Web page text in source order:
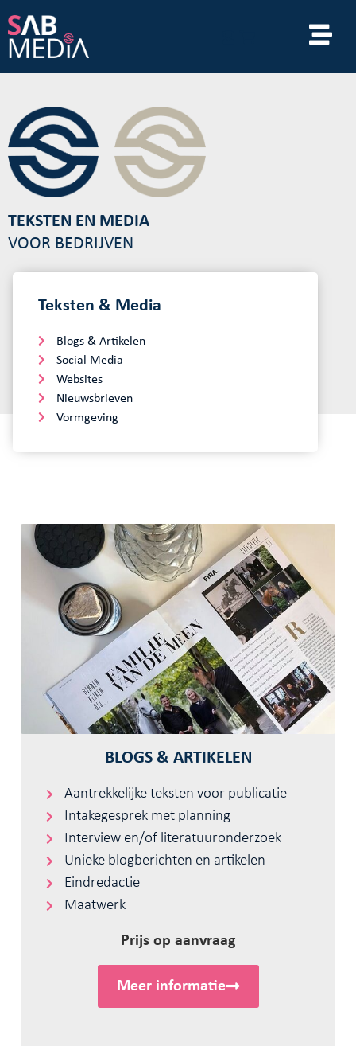
TEKSTEN EN MEDIA
VOOR BEDRIJVEN
Teksten & Media
Blogs & Artikelen
Social Media
Websites
Nieuwsbrieven
Vormgeving
BLOGS & ARTIKELEN
Aantrekkelijke teksten voor publicatie
Intakegesprek met planning
Interview en/of literatuuronderzoek
Unieke blogberichten en artikelen
Eindredactie
Maatwerk
Prijs op aanvraag
Meer informatie